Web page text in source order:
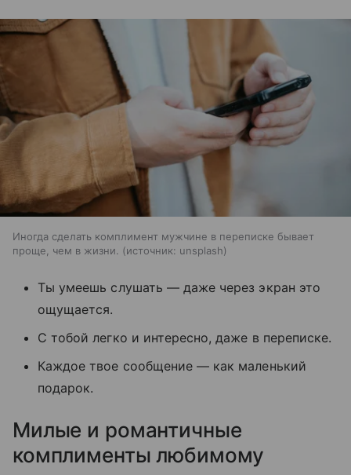
Иногда сделать комплимент мужчине в переписке бывает
проще, чем в жизни.
источник: unsplash
Ты умеешь слушать — даже через экран это
ощущается.
С тобой легко и интересно, даже в переписке.
Каждое твое сообщение — как маленький
подарок.
Милые и романтичные
комплименты любимому